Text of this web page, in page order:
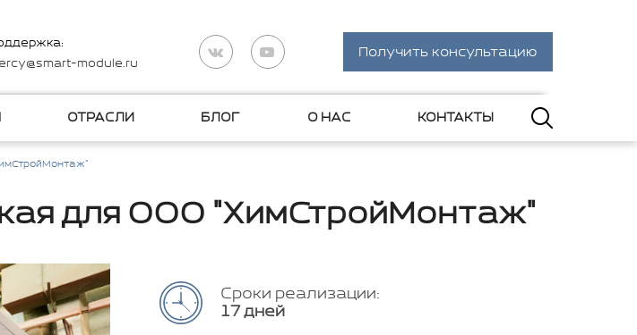
module.ru
Получить консультацию
ОТРАСЛИ БЛОГ О НАС КОНТАКТЫ
для ООО "ХимСтройМонтаж"
Сроки реализации:
17 дней